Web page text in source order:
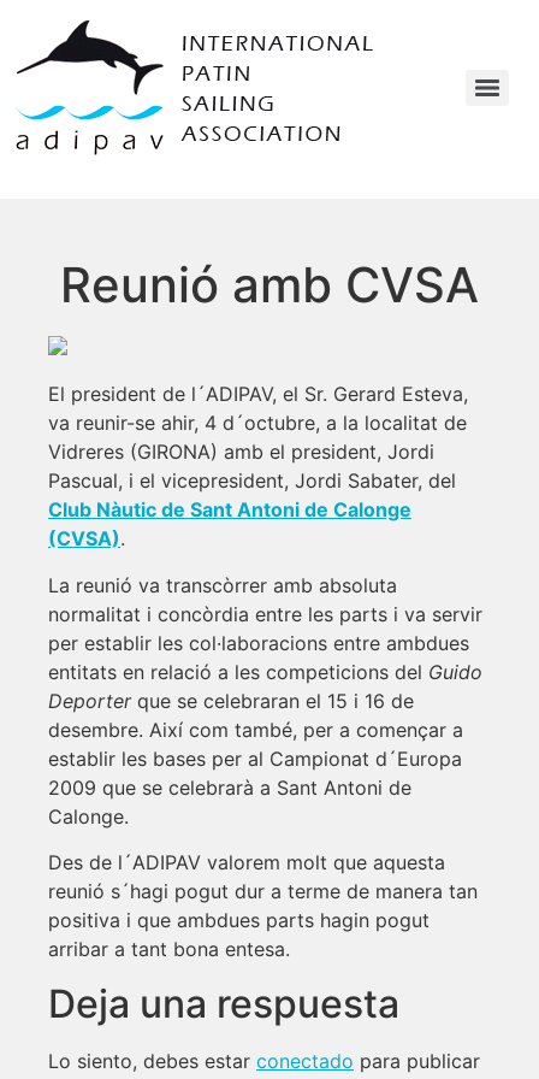
Reunió amb CVSA
El president de l´ADIPAV, el Sr. Gerard Esteva,
va reunir-se ahir, 4 d´octubre, a la localitat de
Vidreres (GIRONA) amb el president, Jordi
Pascual, i el vicepresident, Jordi Sabater, del
Club Nàutic de Sant Antoni de Calonge
(CVSA).
La reunió va transcòrrer amb absoluta
normalitat i concòrdia entre les parts i va servir
per establir les col·laboracions entre ambdues
entitats en relació a les competicions del Guido
Deporterque se celebraran el 15 i 16 de
desembre. Així com també, per a començar a
establir les bases per al Campionat d´Europa
2009 que se celebrarà a Sant Antoni de
Calonge.
Des de l´ADIPAV valorem molt que aquesta
reunió s´hagi pogut dur a terme de manera tan
positiva i que ambdues parts hagin pogut
arribar a tant bona entesa.
Deja una respuesta
Lo siento, debes estar conectado para publicar